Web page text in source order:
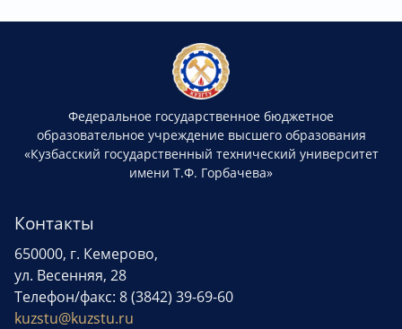
Федеральное государственное бюджетное
образовательное учреждение высшего образования
«Кузбасский государственный технический университет
имени Т.Ф. Горбачева»
Контакты
650000, г. Кемерово,
ул. Весенняя, 28
Телефон/факс: 8 (3842) 39-69-60
kuzstu@kuzstu.ru